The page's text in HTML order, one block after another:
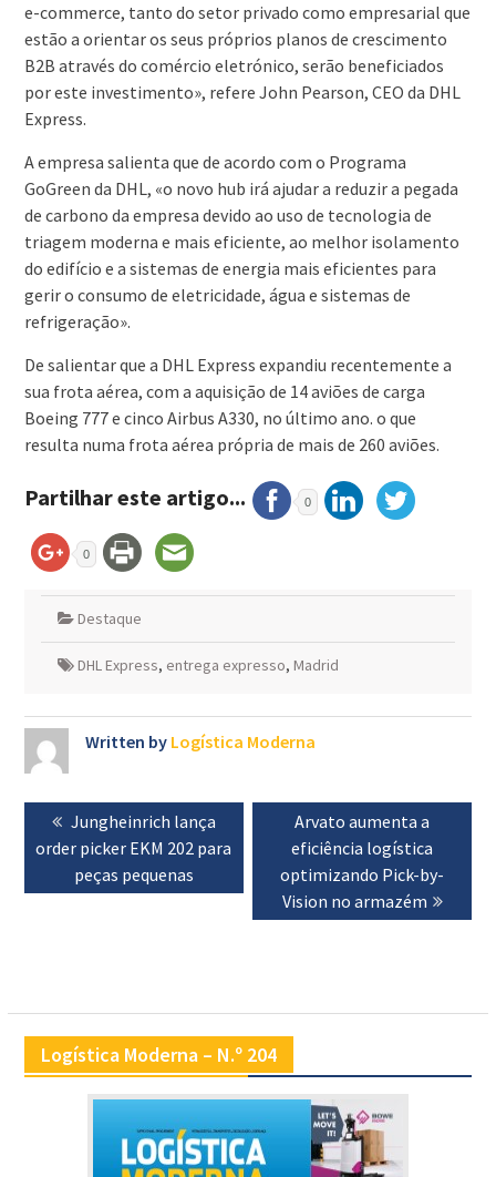
e-commerce, tanto do setor privado como empresarial que
estão a orientar os seus próprios planos de crescimento
B2B através do comércio eletrónico, serão beneficiados
por este investimento», refere John Pearson, CEO da DHL
Express.
A empresa salienta que de acordo com o Programa
GoGreen da DHL, «o novo hub irá ajudar a reduzir a pegada
de carbono da empresa devido ao uso de tecnologia de
triagem moderna e mais eficiente, ao melhor isolamento
do edifício e a sistemas de energia mais eficientes para
gerir o consumo de eletricidade, água e sistemas de
refrigeração».
De salientar que a DHL Express expandiu recentemente a
sua frota aérea, com a aquisição de 14 aviões de carga
Boeing 777 e cinco Airbus A330, no último ano. o que
resulta numa frota aérea própria de mais de 260 aviões.
Partilhar este artigo... 0
0
Destaque
DHL Express, entrega expresso, Madrid
Written by Logística Moderna
Navegação
artigos
Previous
post:
Jungheinrich lança
order picker EKM 202 para
peças pequenas
Next
post:
Arvato aumenta a
eficiência logística
optimizando Pick-by-
Vision no armazém
Logística Moderna – N.º 204